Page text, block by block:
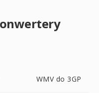
WMV do 3GP